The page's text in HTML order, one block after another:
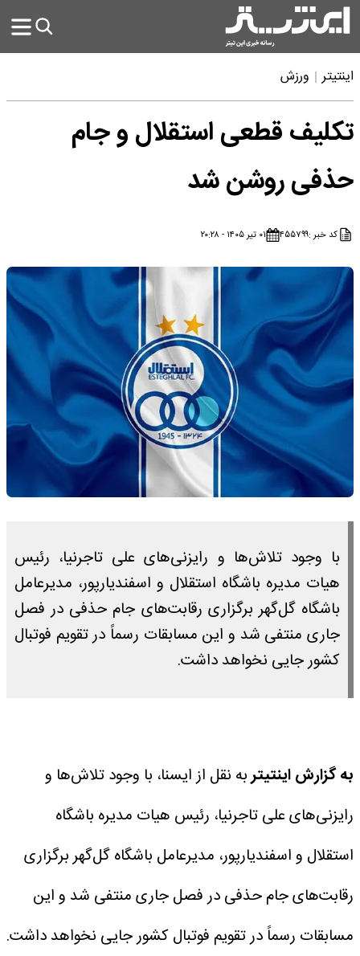
اینتیتر ورزش
تکلیف قطعی استقلال و جام
حذفی روشن شد
کد خبر :۴۵۵۷۹۹ ۰۱ تیر ۱۴۰۵ - ۲۰:۲۸
با وجود تلاش‌ها و رایزنی‌های علی تاجرنیا، رئیس
هیات مدیره باشگاه استقلال و اسفندیارپور، مدیرعامل
باشگاه گل‌گهر برگزاری رقابت‌های جام حذفی در فصل
جاری منتفی شد و این مسابقات رسماً در تقویم فوتبال
کشور جایی نخواهد داشت.
به گزارش اینتیتربه نقل از ایسنا، با وجود تلاش‌ها و
رایزنی‌های علی تاجرنیا، رئیس هیات مدیره باشگاه
استقلال و اسفندیارپور، مدیرعامل باشگاه گل‌گهر برگزاری
رقابت‌های جام حذفی در فصل جاری منتفی شد و این
مسابقات رسماً در تقویم فوتبال کشور جایی نخواهد داشت.